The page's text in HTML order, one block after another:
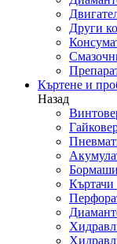
Други
Къртене и
Назад
Къртачи